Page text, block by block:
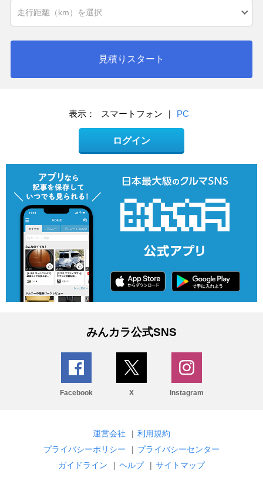
見積りスタート
表示： スマートフォン | PC
ログイン
みんカラ公式SNS
Facebook X Instagram
運営会社 | 利用規約
プライバシーポリシー
| プライバシーセンター
ガイドライン
| ヘルプ | サイトマップ